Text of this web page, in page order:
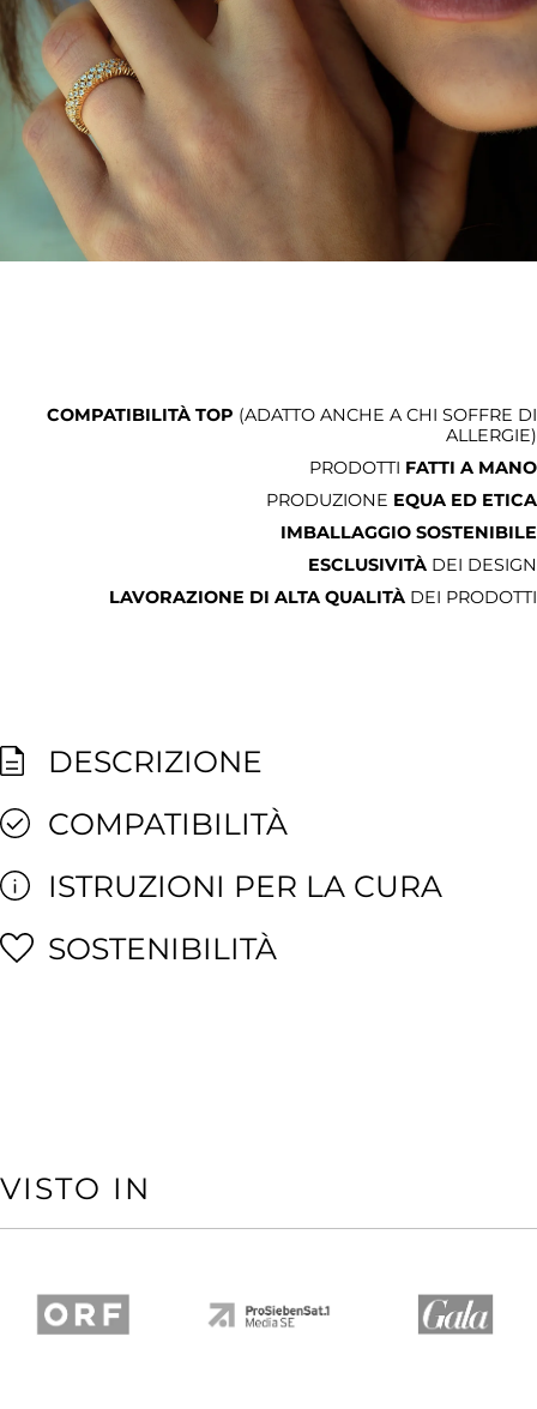
COMPATIBILITÀ TOP (ADATTO ANCHE A CHI SOFFRE DI
ALLERGIE)
PRODOTTI FATTI A MANO
PRODUZIONE EQUA ED ETICA
IMBALLAGGIO SOSTENIBILE
ESCLUSIVITÀ DEI DESIGN
LAVORAZIONE DI ALTA QUALITÀ DEI PRODOTTI
DESCRIZIONE
COMPATIBILITÀ
ISTRUZIONI PER LA CURA
SOSTENIBILITÀ
VISTO IN